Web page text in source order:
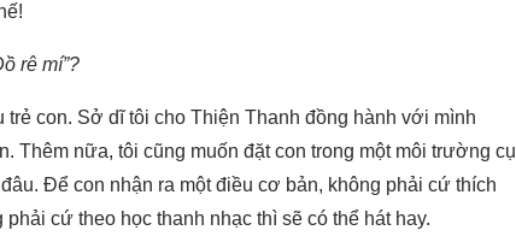
rê mí”?
con. Sở dĩ tôi cho Thiện Thanh đồng hành với mình
Thêm nữa, tôi cũng muốn đặt con trong một môi trường cụ
Để con nhận ra một điều cơ bản, không phải cứ thích
cứ theo học thanh nhạc thì sẽ có thể hát hay.